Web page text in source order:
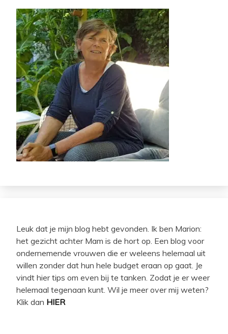
Leuk dat je mijn blog hebt gevonden. Ik ben Marion:
het gezicht achter Mam is de hort op. Een blog voor
ondernemende vrouwen die er weleens helemaal uit
willen zonder dat hun hele budget eraan op gaat. Je
vindt hier tips om even bij te tanken. Zodat je er weer
helemaal tegenaan kunt. Wil je meer over mij weten?
Klik dan HIER